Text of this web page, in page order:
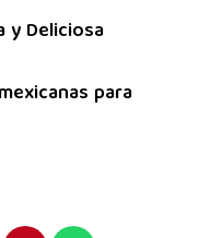
y Deliciosa
para